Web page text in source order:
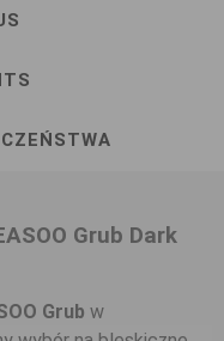
Grub Dark
Grub w